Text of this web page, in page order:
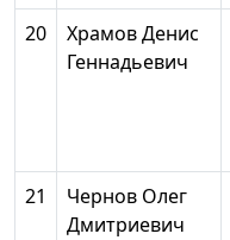
20
Храмов Денис
Геннадьевич
21
Чернов Олег
Дмитриевич